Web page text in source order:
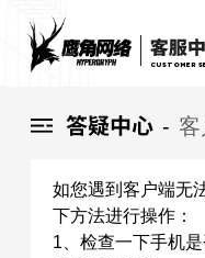
CUSTOMER
答疑中心 -
如您遇到客户端无
下方法进行操作：
1、检查一下手机